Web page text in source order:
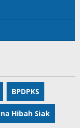
BPDPKS
Hibah Siak